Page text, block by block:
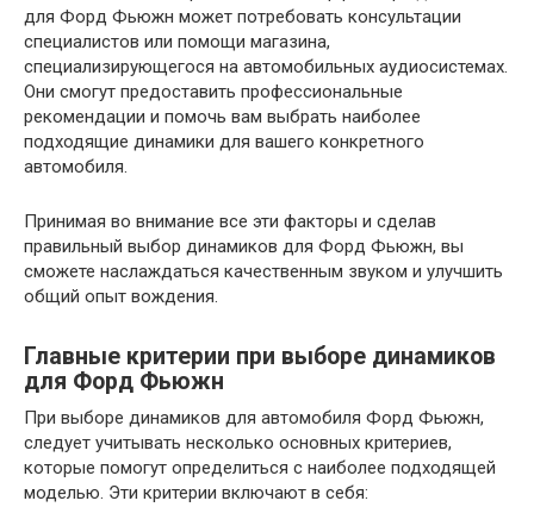
для Форд Фьюжн может потребовать консультации
специалистов или помощи магазина,
специализирующегося на автомобильных аудиосистемах.
Они смогут предоставить профессиональные
рекомендации и помочь вам выбрать наиболее
подходящие динамики для вашего конкретного
автомобиля.
Принимая во внимание все эти факторы и сделав
правильный выбор динамиков для Форд Фьюжн, вы
сможете наслаждаться качественным звуком и улучшить
общий опыт вождения.
Главные критерии при выборе динамиков
для Форд Фьюжн
При выборе динамиков для автомобиля Форд Фьюжн,
следует учитывать несколько основных критериев,
которые помогут определиться с наиболее подходящей
моделью. Эти критерии включают в себя: